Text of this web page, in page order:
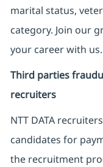
marital status,
category. Join our
your career with
Third parties
recruiters
NTT DATA
candidates for
the recruitment